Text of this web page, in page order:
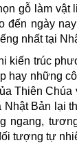
gỗ làm vật
đến ngày
nhất tại
kiến trúc
hay những
Thiên
Nhật Bản lại
ngang,
tượng tự